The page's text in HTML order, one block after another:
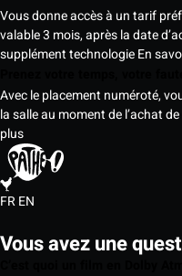
Vous donne accès à un tarif
valable 3 mois, après la date
supplément technologieEn
Avec le placement numéroté,
la salle au moment de l’achat
plus
FREN
Vous avez une